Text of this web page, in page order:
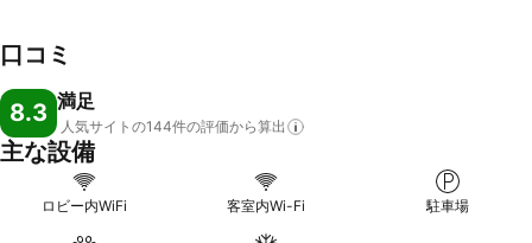
口コミ
8.3 満足
人気サイトの144件の評価から算出
主な設備
ロビー内WiFi 客室内Wi-Fi 駐車場